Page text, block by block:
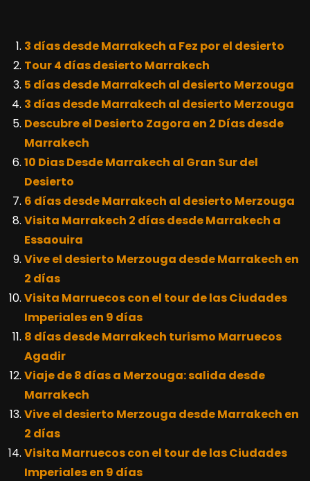
3 días desde Marrakech a Fez por el desierto
Tour 4 días desierto Marrakech
5 días desde Marrakech al desierto Merzouga
3 días desde Marrakech al desierto Merzouga
Descubre el Desierto Zagora en 2 Días desde
Marrakech
10 Dias Desde Marrakech al Gran Sur del
Desierto
6 días desde Marrakech al desierto Merzouga
Visita Marrakech 2 días desde Marrakech a
Essaouira
Vive el desierto Merzouga desde Marrakech en
2 días
Visita Marruecos con el tour de las Ciudades
Imperiales en 9 días
8 días desde Marrakech turismo Marruecos
Agadir
Viaje de 8 días a Merzouga: salida desde
Marrakech
Vive el desierto Merzouga desde Marrakech en
2 días
Visita Marruecos con el tour de las Ciudades
Imperiales en 9 días